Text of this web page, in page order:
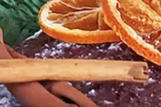
Froid
Chaud
Sucré
Salé